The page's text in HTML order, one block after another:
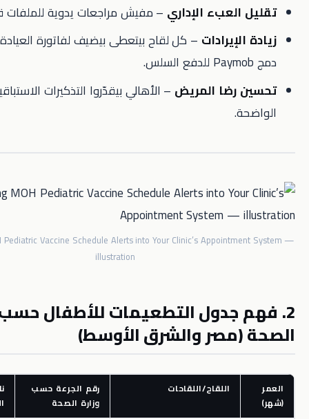
الإداري– مفيش مراجعات يدوية للملفات قبل كل زيارة.
– كل لقاح بيتعطى بيضيف لفاتورة العيادة، خصوصًا مع
المريض– الأهالي بيقدّروا التذكيرات الاستباقية والإرشادات
Embedding MOH Pediatric Vaccine Schedule Alerts into Your Clinic’s
جدول التطعيمات للأطفال حسب وزارة
والشرق الأوسط)
اللقاح/اللقاحات
رقم الجرعة حسب
نافذة الزيارة
النموذجية